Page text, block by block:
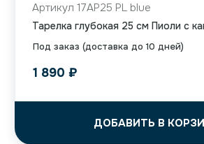
Под заказ (доставка до 10 дней)
Артикул 17AP25 PL blue
Тарелка глубокая 25 см Пиоли с
1 890 ₽
ДОБАВИТЬ В